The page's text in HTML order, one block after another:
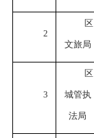
2
区
文旅局
3
区
城管执
法局